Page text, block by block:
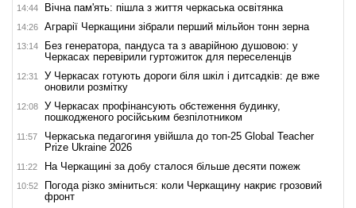
14:44 Вічна пам'ять: пішла з життя черкаська освітянка
14:26 Аграрії Черкащини зібрали перший мільйон тонн зерна
13:14
Без генератора, пандуса та з аварійною душовою: у
Черкасах перевірили гуртожиток для переселенців
12:31
У Черкасах готують дороги біля шкіл і дитсадків: де вже
оновили розмітку
12:08
У Черкасах профінансують обстеження будинку,
пошкодженого російським безпілотником
11:57
Черкаська педагогиня увійшла до топ-25 Global Teacher
Prize Ukraine 2026
11:22 На Черкащині за добу сталося більше десяти пожеж
10:52
Погода різко зміниться: коли Черкащину накриє грозовий
фронт